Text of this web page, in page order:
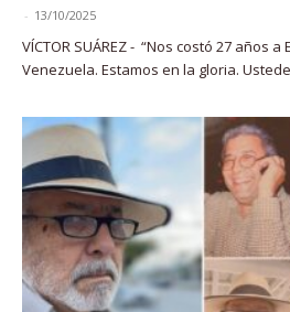
- 13/10/2025
VÍCTOR SUÁREZ - “Nos costó 27 años
Venezuela. Estamos en la gloria.